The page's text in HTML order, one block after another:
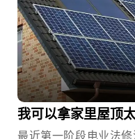
我可以拿家里屋顶
最近第一阶段电业法